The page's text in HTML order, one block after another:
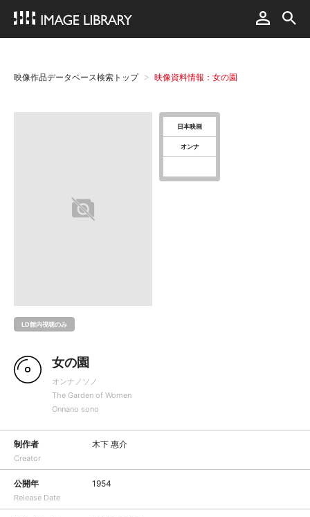
映像作品データベース検索トップ 映像資料情報：女の園
LD館内視聴のみ
日本映画
オンナ
女の園
オンナノソノ
The Garden of Women
Onnano sono
制作者
Creator
木下 惠介
公開年
Release Date
1954